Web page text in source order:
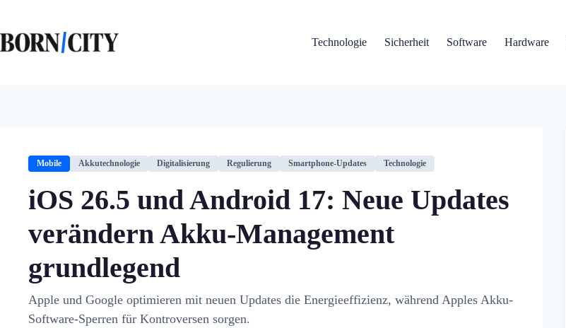
springen
Technologie
Sicherheit Software Hardware
Mobile Akkutechnologie Digitalisierung Regulierung Smartphone-Updates Technologie
iOS 26.5 und Android 17: Neue Updates
verändern Akku-Management
grundlegend
Apple und Google optimieren mit neuen Updates die Energieeffizienz, während Apples Akku-
Software-Sperren für Kontroversen sorgen.